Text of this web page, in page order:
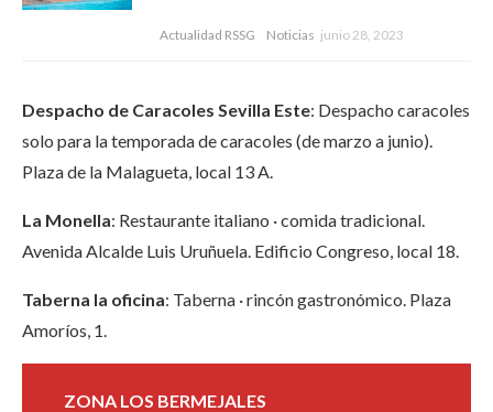
Actualidad RSSG Noticias junio 28, 2023
Despacho de Caracoles Sevilla Este: Despacho caracoles
solo para la temporada de caracoles (de marzo a junio).
Plaza de la Malagueta, local 13 A.
La Monella: Restaurante italiano · comida tradicional.
Avenida Alcalde Luis Uruñuela. Edificio Congreso, local 18.
Taberna la oficina: Taberna · rincón gastronómico. Plaza
Amoríos, 1.
ZONA LOS BERMEJALES